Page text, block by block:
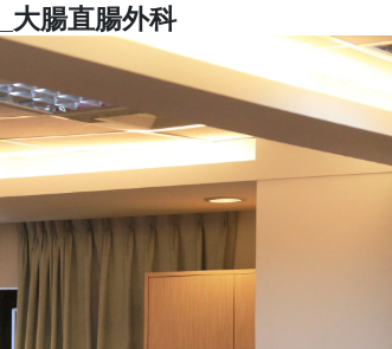
大腸直腸外科